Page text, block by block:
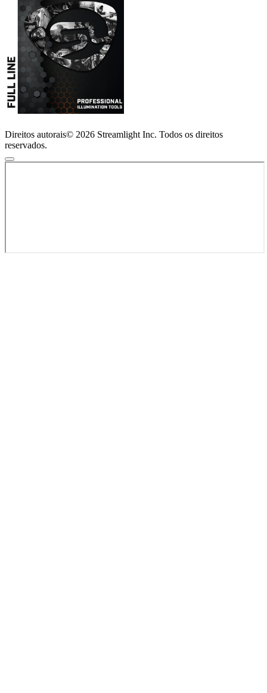
Direitos autorais© 2026 Streamlight Inc. Todos os direitos
reservados.